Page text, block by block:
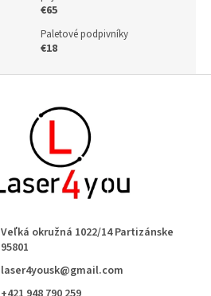
€65
Paletové podpivníky
€18
Veľká okružná 1022/14 Partizánske
95801
laser4yousk@gmail.com